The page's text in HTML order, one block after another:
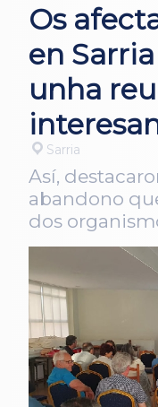
Os
en
unha
Sarria
Así,
abandono
dos